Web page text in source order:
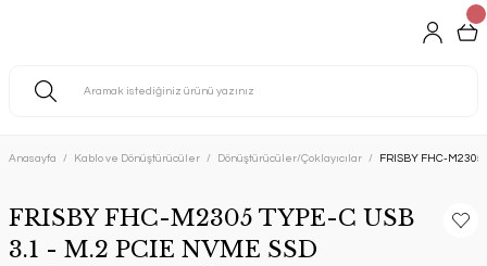
Anasayfa Kablo ve Dönüştürücüler Dönüştürücüler/Çoklayıcılar FRISBY FHC-M2305
FRISBY FHC-M2305 TYPE-C USB
3.1 - M.2 PCIE NVME SSD